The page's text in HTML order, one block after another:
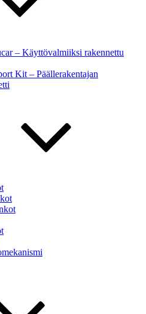
– Käyttövalmiiksi rakennettu
Kit – Päällerakentajan